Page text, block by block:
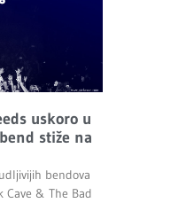
uskoro u
stiže na
bendova
Cave & The Bad